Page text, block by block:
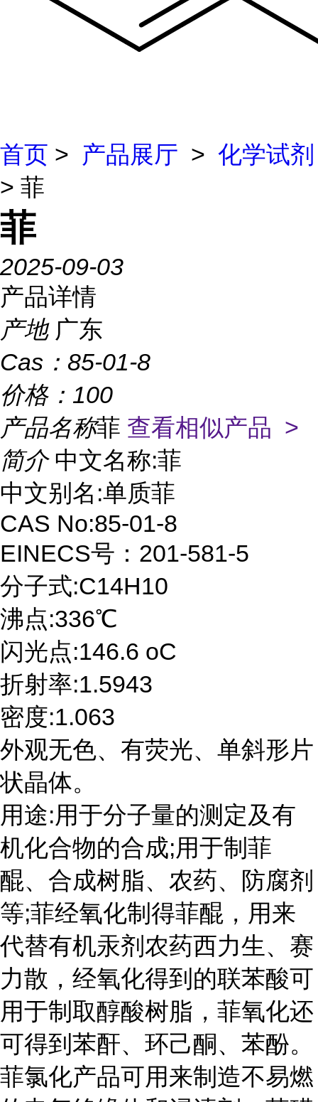
首页 > 产品展厅 > 化学试剂
> 菲
菲
2025-09-03
产品详情
产地 广东
Cas： 85-01-8
价格： 100
产品名称菲 查看相似产品 >
简介 中文名称:菲
中文别名:单质菲
CAS No:85-01-8
EINECS号：201-581-5
分子式:C14H10
沸点:336℃
闪光点:146.6 oC
折射率:1.5943
密度:1.063
外观无色、有荧光、单斜形片
状晶体。
用途:用于分子量的测定及有
机化合物的合成;用于制菲
醌、合成树脂、农药、防腐剂
等;菲经氧化制得菲醌，用来
代替有机汞剂农药西力生、赛
力散，经氧化得到的联苯酸可
用于制取醇酸树脂，菲氧化还
可得到苯酐、环己酮、苯酚。
菲氯化产品可用来制造不易燃